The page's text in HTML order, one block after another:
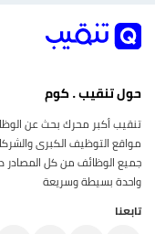
حول تنقيب . كوم
تنقيب أكبر محرك بحث عن
مواقع التوظيف الكبرى
جميع الوظائف من كل المصادر
واحدة بسيطة وسريعة
تابعنا